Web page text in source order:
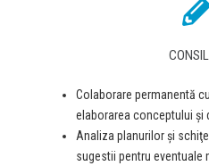
Colaborare permanentă
elaborarea conceptului şi
Analiza planurilor şi
sugestii pentru eventuale